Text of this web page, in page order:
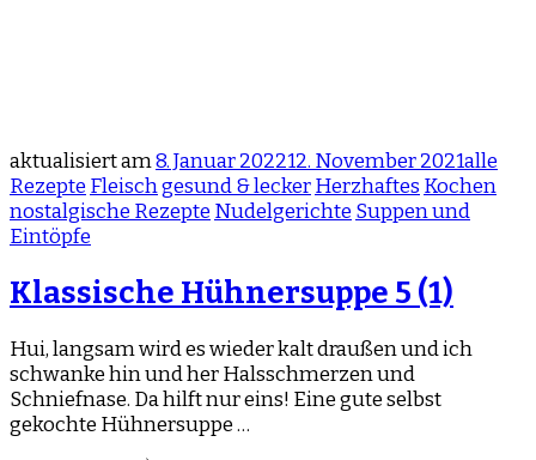
aktualisiert am8. Januar 202212. November 2021alle
Rezepte Fleischgesund & leckerHerzhaftes Kochen
nostalgische Rezepte Nudelgerichte Suppen und
Eintöpfe
Klassische Hühnersuppe 5 (1)
Hui, langsam wird es wieder kalt draußen und ich
schwanke hin und her Halsschmerzen und
Schniefnase. Da hilft nur eins! Eine gute selbst
gekochte Hühnersuppe …